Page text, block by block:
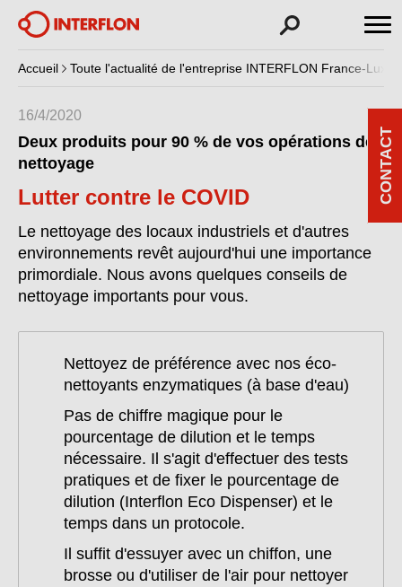
Accueil Toute l'actualité de l'entreprise INTERFLON France-
16/4/2020
Deux produits pour 90 % de vos opérations de
nettoyage
Lutter contre le COVID
Le nettoyage des locaux industriels et d'autres
environnements revêt aujourd'hui une importance
primordiale. Nous avons quelques conseils de
nettoyage importants pour vous.
Nettoyez de préférence avec nos éco-
nettoyants enzymatiques (à base d'eau)
Pas de chiffre magique pour le
pourcentage de dilution et le temps
nécessaire. Il s'agit d'effectuer des tests
pratiques et de fixer le pourcentage de
dilution (Interflon Eco Dispenser) et le
temps dans un protocole.
Il suffit d'essuyer avec un chiffon, une
brosse ou d'utiliser de l'air pour nettoyer
CONTACT